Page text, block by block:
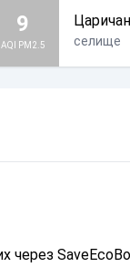
9
AQI PM2.5 селище
через